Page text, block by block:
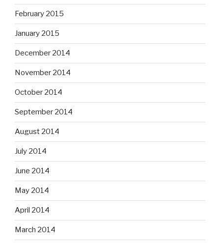
February 2015
January 2015
December 2014
November 2014
October 2014
September 2014
August 2014
July 2014
June 2014
May 2014
April 2014
March 2014